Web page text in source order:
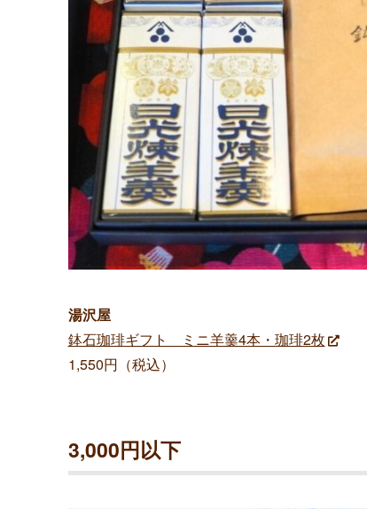
湯沢屋
鉢石珈琲ギフト ミニ羊羹4本・珈琲2枚
1,550円（税込）
3,000円以下